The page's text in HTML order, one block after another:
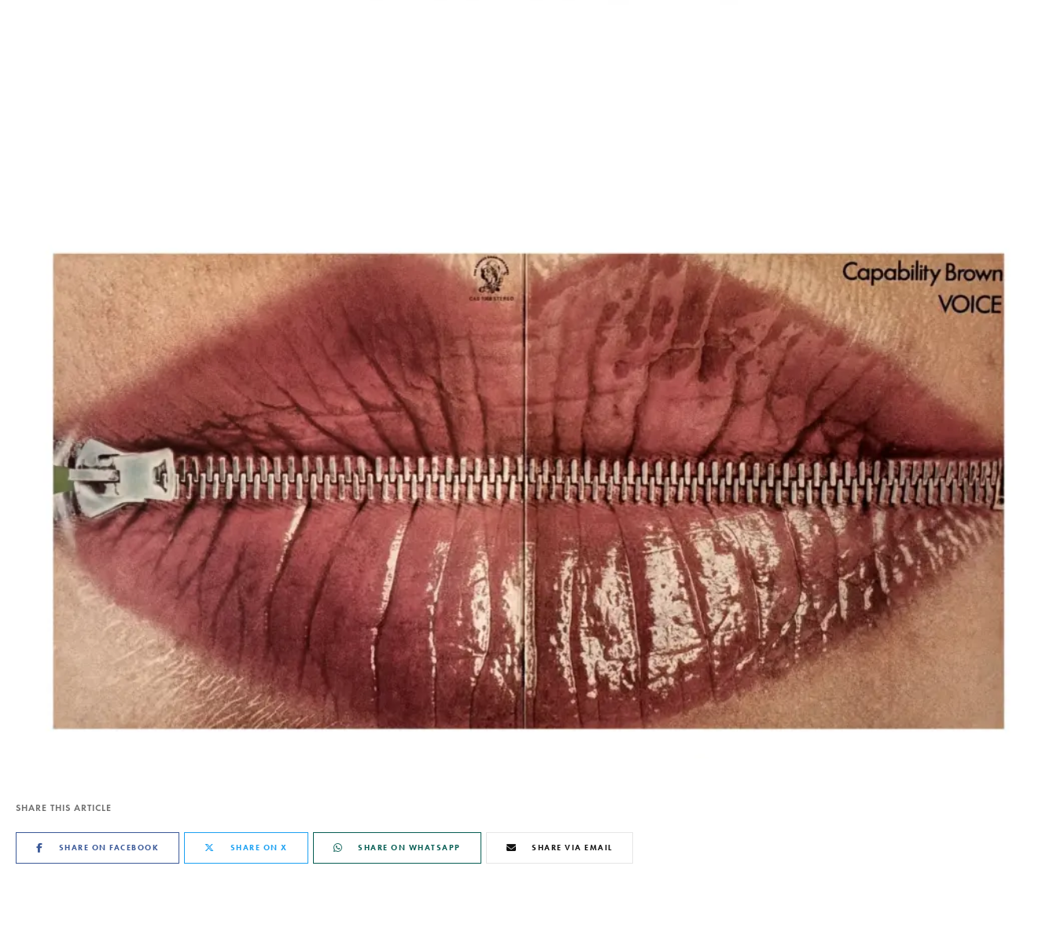
SHARE THIS ARTICLE
SHARE ON FACEBOOK SHARE ON X SHARE ON WHATSAPP SHARE VIA EMAIL